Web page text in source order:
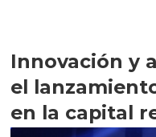
Innovación y
el
en la capital